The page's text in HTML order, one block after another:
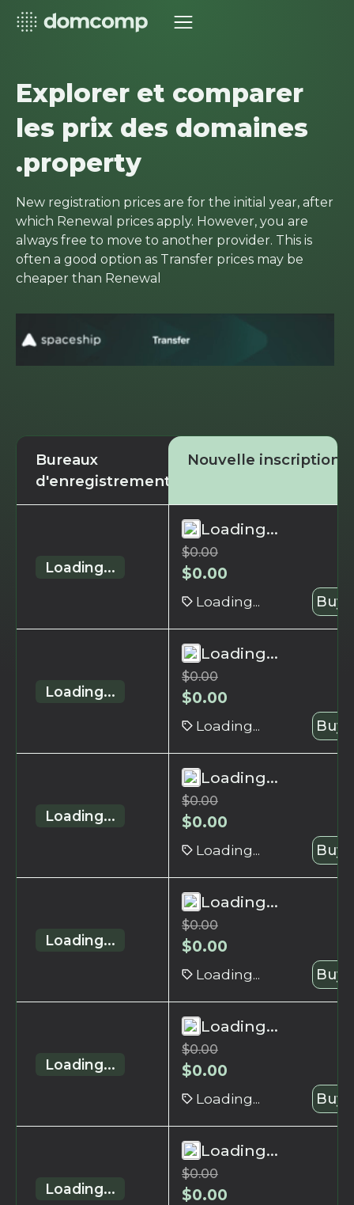
Explorer et comparer
les prix des domaines
.property
New registration prices are for the initial year, after
which Renewal prices apply. However, you are
always free to move to another provider. This is
often a good option as Transfer prices may be
cheaper than Renewal
Bureaux
d'enregistrement
Nouvelle inscription
Loading...
Loading...
$0.00
$0.00
Loading... Buy
Loading...
Loading...
$0.00
$0.00
Loading... Buy
Loading...
Loading...
$0.00
$0.00
Loading... Buy
Loading...
Loading...
$0.00
$0.00
Loading... Buy
Loading...
Loading...
$0.00
$0.00
Loading... Buy
Loading...
Loading...
$0.00
$0.00